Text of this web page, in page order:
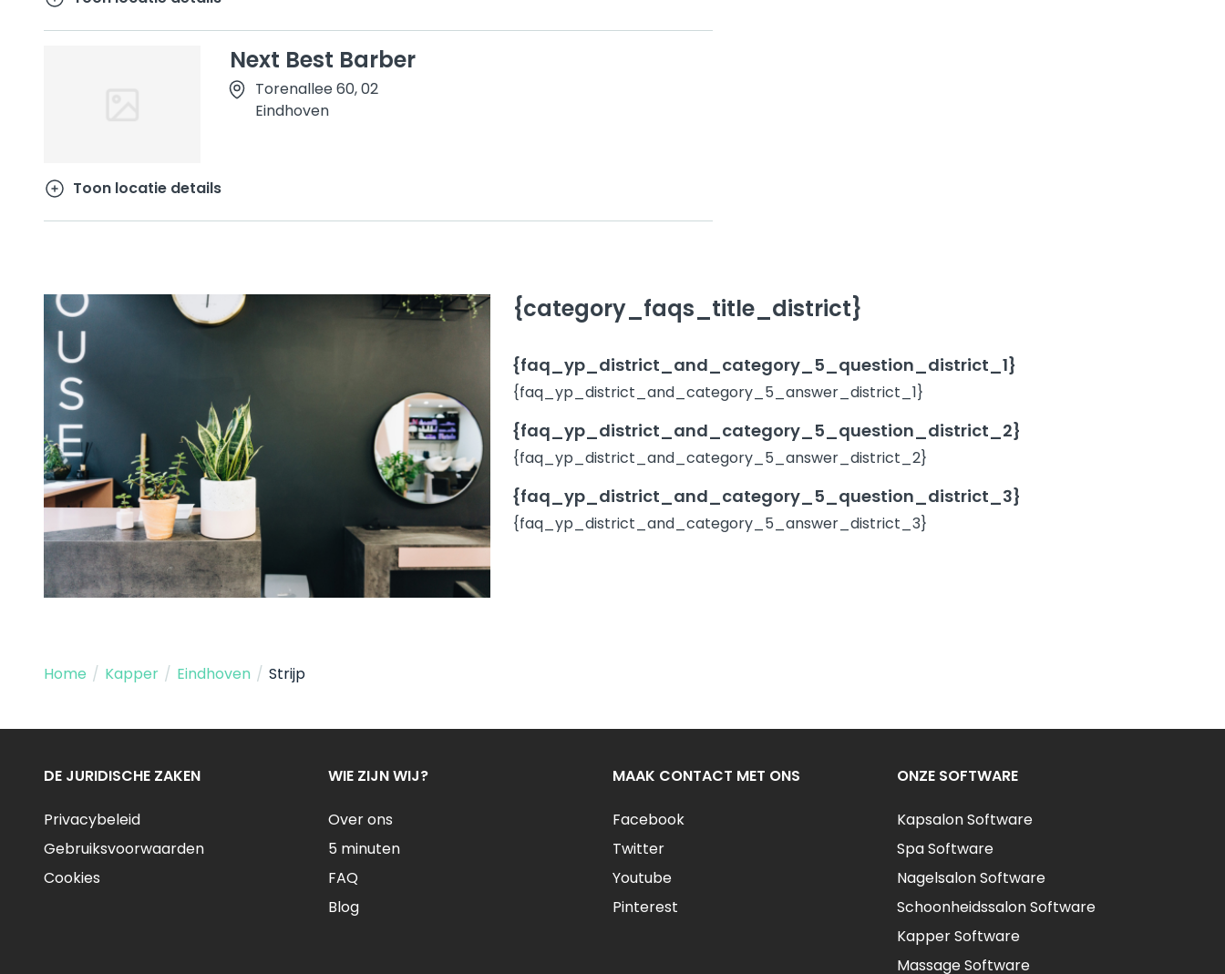
Next Best Barber
Torenallee 60, 02
Eindhoven
Toon locatie details
{category_faqs_title_district}
{faq_yp_district_and_category_5_question_district_1}
{faq_yp_district_and_category_5_answer_district_1}
{faq_yp_district_and_category_5_question_district_2}
{faq_yp_district_and_category_5_answer_district_2}
{faq_yp_district_and_category_5_question_district_3}
{faq_yp_district_and_category_5_answer_district_3}
Home / Kapper / Eindhoven / Strijp
DE JURIDISCHE ZAKEN
Privacybeleid
Gebruiksvoorwaarden
Cookies
WIE ZIJN WIJ?
Over ons
5 minuten
FAQ
Blog
MAAK CONTACT MET ONS
Facebook
Twitter
Youtube
Pinterest
ONZE SOFTWARE
Kapsalon Software
Spa Software
Nagelsalon Software
Schoonheidssalon Software
Kapper Software
Massage Software